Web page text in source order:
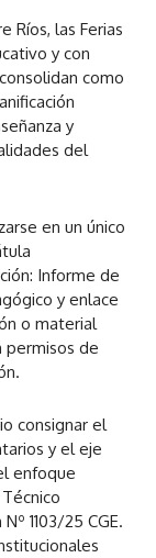
Ríos, las Ferias
y con
como
y
del
en un único
Informe de
y enlace
o material
permisos de
consignar el
y el eje
enfoque
1103/25 CGE.